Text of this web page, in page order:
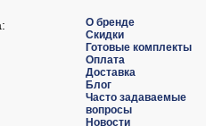
О бренде
Скидки
Готовые комплекты
Оплата
Доставка
Блог
Часто задаваемые
вопросы
Новости